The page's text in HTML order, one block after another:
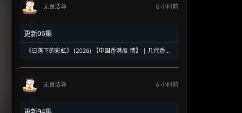
无良法尊
6 小时前
更新06集
《日落下的彩虹》 (2026) 【中国香港/剧情】 | 几代香港
无良法尊 6 小时前